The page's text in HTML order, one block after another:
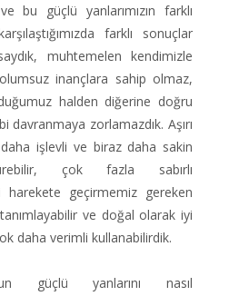
bu güçlü yanlarımızın farklı
farklı sonuçlar
muhtemelen kendimizle
inançlara sahip olmaz,
halden diğerine doğru
davranmaya zorlamazdık. Aşırı
daha işlevli ve biraz daha sakin
çok fazla sabırlı
harekete geçirmemiz gereken
ve doğal olarak iyi
daha verimli kullanabilirdik.
güçlü yanlarını nasıl